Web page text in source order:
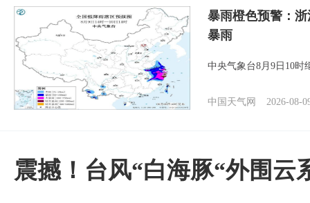
暴雨橙色预警：
暴雨
中央气象台8月9日10时
中国天气网 2026-08-
震撼！台风“白海豚“外围云